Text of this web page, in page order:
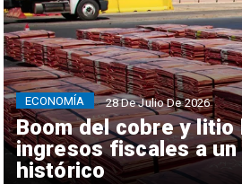
Boom del cobre y litio
ingresos fiscales a
histórico
ECONOMÍA 28 De Julio De 2026